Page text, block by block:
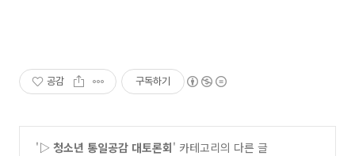
공감 구독하기
'▷ 청소년 통일공감 대토론회' 카테고리의 다른 글